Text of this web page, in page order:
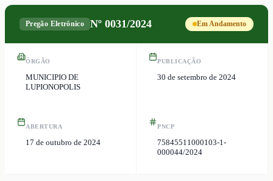
Pregão Eletrônico Nº0031/2024 Em Andamento
ÓRGÃO
MUNICIPIO DE
LUPIONOPOLIS
PUBLICAÇÃO
30 de setembro de 2024
ABERTURA
17 de outubro de 2024
PNCP
75845511000103-1-
000044/2024